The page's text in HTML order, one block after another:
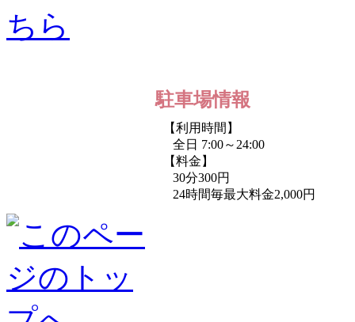
駐車場情報
【利用時間】
全日 7:00～24:00
【料金】
30分300円
24時間毎最大料金2,000円